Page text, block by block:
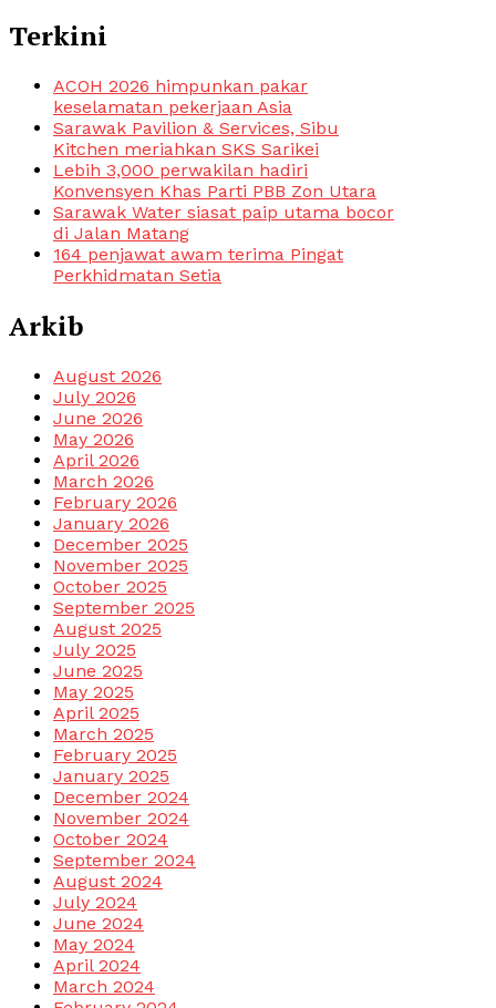
Terkini
ACOH 2026 himpunkan pakar
keselamatan pekerjaan Asia
Sarawak Pavilion & Services, Sibu
Kitchen meriahkan SKS Sarikei
Lebih 3,000 perwakilan hadiri
Konvensyen Khas Parti PBB Zon Utara
Sarawak Water siasat paip utama bocor
di Jalan Matang
164 penjawat awam terima Pingat
Perkhidmatan Setia
Arkib
August 2026
July 2026
June 2026
May 2026
April 2026
March 2026
February 2026
January 2026
December 2025
November 2025
October 2025
September 2025
August 2025
July 2025
June 2025
May 2025
April 2025
March 2025
February 2025
January 2025
December 2024
November 2024
October 2024
September 2024
August 2024
July 2024
June 2024
May 2024
April 2024
March 2024